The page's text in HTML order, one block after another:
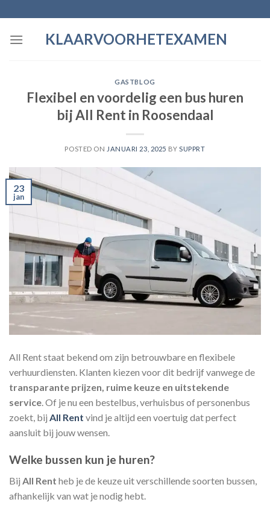
to
content
KLAARVOORHETEXAMEN
GASTBLOG
Flexibel en voordelig een bus huren
bij All Rent in Roosendaal
POSTED ON JANUARI 23, 2025 BY SUPPRT
23
jan
All Rent staat bekend om zijn betrouwbare en flexibele
verhuurdiensten. Klanten kiezen voor dit bedrijf vanwege de
transparante prijzen, ruime keuze en uitstekende
service. Of je nu een bestelbus, verhuisbus of personenbus
zoekt, bij All Rent vind je altijd een voertuig dat perfect
aansluit bij jouw wensen.
Welke bussen kun je huren?
Bij All Rent heb je de keuze uit verschillende soorten bussen,
afhankelijk van wat je nodig hebt.